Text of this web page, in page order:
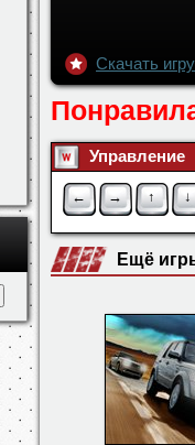
Скачать
Управление
← → ↑ ↓
Ещё